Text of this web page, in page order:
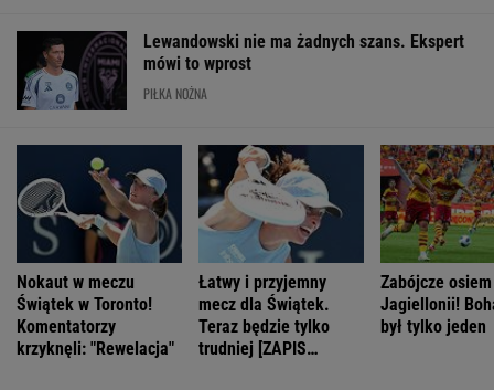
Lewandowski nie ma żadnych szans. Ekspert
mówi to wprost
PIŁKA NOŻNA
Nokaut w meczu
Świątek w Toronto!
Komentatorzy
krzyknęli: "Rewelacja"
Łatwy i przyjemny
mecz dla Świątek.
Teraz będzie tylko
trudniej [ZAPIS
Zabójcze
Jagiellonii!
był tylko jeden